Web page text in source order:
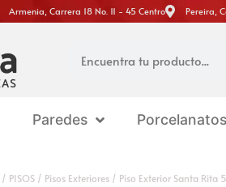
Armenia, Carrera 18 No. 11 - 45 Centro Pereira,
Paredes Porcelanatos
/ PISOS / Pisos Exteriores / Piso Exterior Santa Rita